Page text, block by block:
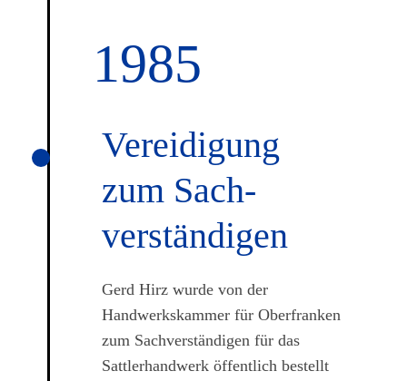
1985
Vereidi­gung
zum Sach­
verständi­gen
Gerd Hirz wurde von der
Handwerkskammer für Oberfranken
zum Sachverständigen für das
Sattlerhandwerk öffentlich bestellt